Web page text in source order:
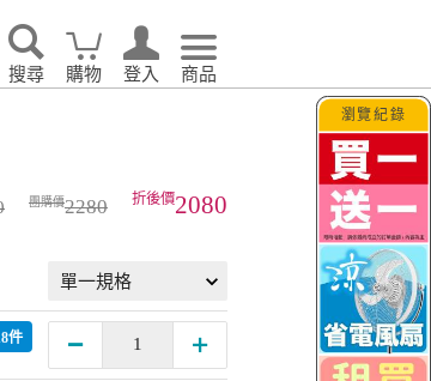
搜尋 購物 登入 商品
2280 2080
件
瀏覽紀錄